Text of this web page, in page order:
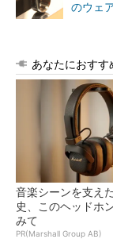
のウェ
あなたにおすす
音楽シーンを支え
史、このヘッドホ
みて
PR(Marshall Group AB)